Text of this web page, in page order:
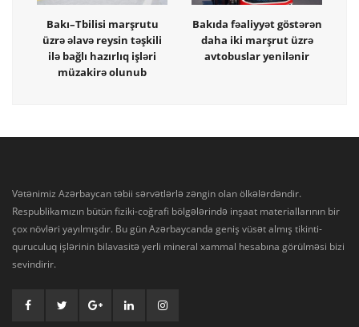
Bakı–Tbilisi marşrutu
üzrə əlavə reysin təşkili
ilə bağlı hazırlıq işləri
müzakirə olunub
Bakıda fəaliyyət göstərən
daha iki marşrut üzrə
avtobuslar yenilənir
Vətənimiz Azərbaycan təbii sərvətlərlə zəngin olan ölkələrdəndir.
Respublikamızın bütün fiziki-coğrafi bölgələrində inşaat materiallarının bir
çox növləri yayılmışdır. Bu gün Azərbaycanda geniş vüsət almış tikinti-
quruculuq işlərinin bilavasitə yerli mineral xammal hesabına görülməsi bizi
sevindirir.